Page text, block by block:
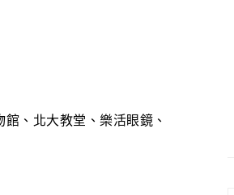
、北大教堂、樂活眼鏡、